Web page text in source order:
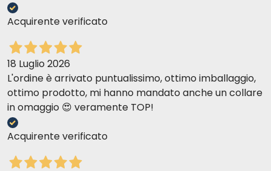
Acquirente verificato
18 Luglio 2026
L'ordine è arrivato puntualissimo, ottimo imballaggio,
ottimo prodotto, mi hanno mandato anche un collare
in omaggio 😍 veramente TOP!
Acquirente verificato